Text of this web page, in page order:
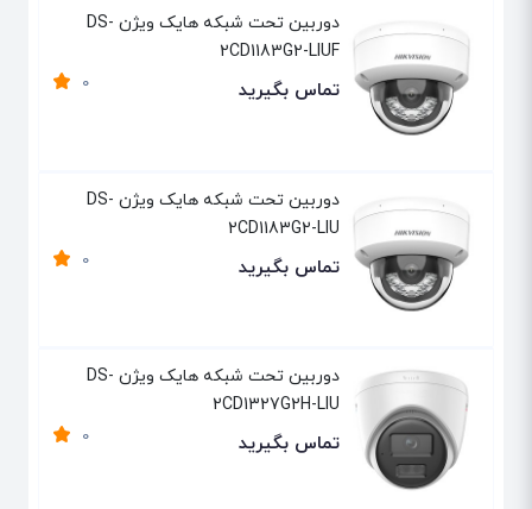
دوربین تحت شبکه هایک ویژن DS-
2CD1183G2-LIUF
0 تماس بگیرید
دوربین تحت شبکه هایک ویژن DS-
2CD1183G2-LIU
0 تماس بگیرید
دوربین تحت شبکه هایک ویژن DS-
2CD1327G2H-LIU
0 تماس بگیرید